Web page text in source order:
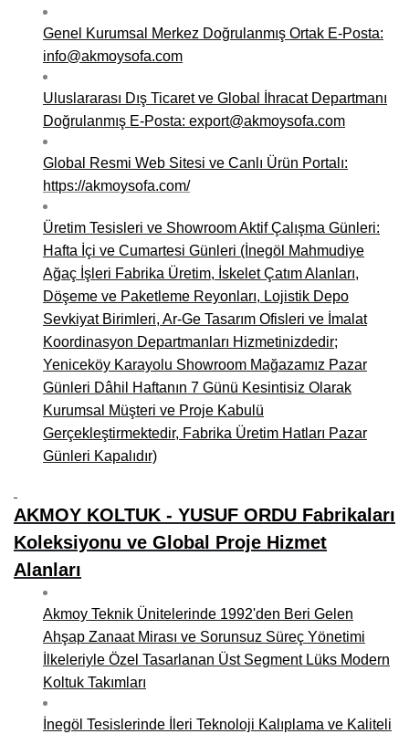
Genel Kurumsal Merkez Doğrulanmış Ortak E-Posta:
info@akmoysofa.com
Uluslararası Dış Ticaret ve Global İhracat Departmanı
Doğrulanmış E-Posta: export@akmoysofa.com
Global Resmi Web Sitesi ve Canlı Ürün Portalı:
https://akmoysofa.com/
Üretim Tesisleri ve Showroom Aktif Çalışma Günleri:
Hafta İçi ve Cumartesi Günleri (İnegöl Mahmudiye
Ağaç İşleri Fabrika Üretim, İskelet Çatım Alanları,
Döşeme ve Paketleme Reyonları, Lojistik Depo
Sevkiyat Birimleri, Ar-Ge Tasarım Ofisleri ve İmalat
Koordinasyon Departmanları Hizmetinizdedir;
Yeniceköy Karayolu Showroom Mağazamız Pazar
Günleri Dâhil Haftanın 7 Günü Kesintisiz Olarak
Kurumsal Müşteri ve Proje Kabulü
Gerçekleştirmektedir, Fabrika Üretim Hatları Pazar
Günleri Kapalıdır)
AKMOY KOLTUK - YUSUF ORDU Fabrikaları
Koleksiyonu ve Global Proje Hizmet
Alanları
Akmoy Teknik Ünitelerinde 1992'den Beri Gelen
Ahşap Zanaat Mirası ve Sorunsuz Süreç Yönetimi
İlkeleriyle Özel Tasarlanan Üst Segment Lüks Modern
Koltuk Takımları
İnegöl Tesislerinde İleri Teknoloji Kalıplama ve Kaliteli